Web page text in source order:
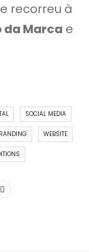
recorreu à
Marca e
SOCIAL MEDIA
WEBSITE